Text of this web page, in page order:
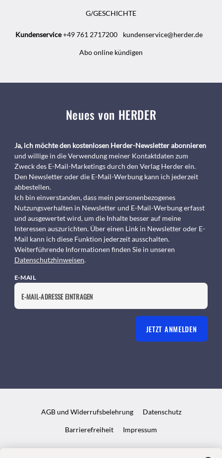
G/GESCHICHTE
Kundenservice+49 761 2717200 kundenservice@herder.de
Abo online kündigen
Neues von HERDER
Ja, ich möchte den kostenlosen Herder-Newsletter abonnieren
und willige in die Verwendung meiner Kontaktdaten zum
Zweck des E-Mail-Marketings durch den Verlag Herder ein.
Den Newsletter oder die E-Mail-Werbung kann ich jederzeit
abbestellen.
Ich bin einverstanden, dass mein personenbezogenes
Nutzungsverhalten in Newsletter und E-Mail-Werbung erfasst
und ausgewertet wird, um die Inhalte besser auf meine
Interessen auszurichten. Über einen Link in Newsletter oder E-
Mail kann ich diese Funktion jederzeit ausschalten.
Weiterführende Informationen finden Sie in unseren
Datenschutzhinweisen.
E-MAIL
JETZT ANMELDEN
AGB und Widerrufsbelehrung Datenschutz
Barrierefreiheit Impressum